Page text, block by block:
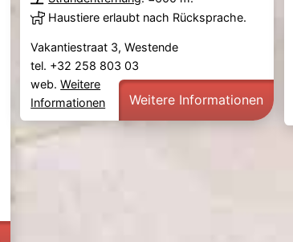
Haustiere erlaubt nach Rücksprache.
Vakantiestraat 3, Westende
tel. +32 258 803 03
web.Weitere
Informationen
Weitere Informationen